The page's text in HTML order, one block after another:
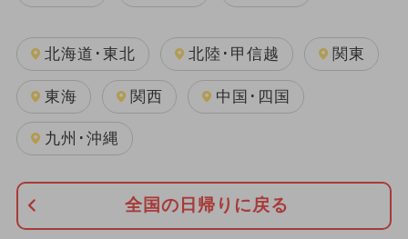
北海道･東北 北陸･甲信越 関東
東海 関西 中国･四国
九州･沖縄
全国の日帰りに戻る